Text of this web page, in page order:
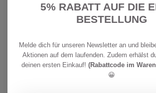
ZEWI BÉBÉ-JOU
Zewi bébé-jou
Frottébezug Sweet Butterfly
ZEWI BÉBÉ-JOU
Zewi bébé-jou
Frottébezug Ocean Vibes
5% RABATT AUF DIE
BESTELLUNG
Melde dich für unseren Newsletter an und
Aktionen auf dem laufenden. Zudem erhälst
deinen ersten Einkauf! (Rabattcode im
😀